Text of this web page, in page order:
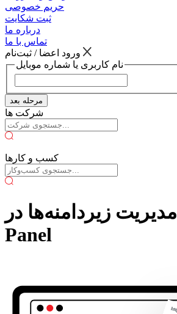
حریم خصوصی
ثبت شکایت
درباره ما
تماس با ما
نام کاربری یا شماره موبایل
مرحله بعد
شرکت ها
کسب و کارها
مدیریت زیردامنه‌ها درBasis
Panel